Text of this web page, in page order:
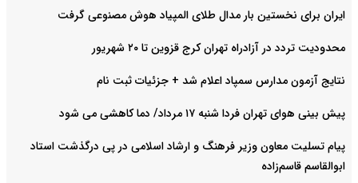
ایران برای نخستین بار مدال طلای المپیاد هوش مصنوعی گرفت
محدودیت تردد در آزادراه تهران کرج قزوین تا ۲۰ شهریور
نتایج آزمون مدارس سمپاد اعلام شد + جزئیات ثبت نام
پیش بینی هوای تهران فردا شنبه ۱۷ مرداد/ دما کاهشی می شود
پیام تسلیت معاون وزیر فرهنگ و ارشاد اسلامی در پی درگذشت استاد
ابوالقاسم قاسم‌زاده